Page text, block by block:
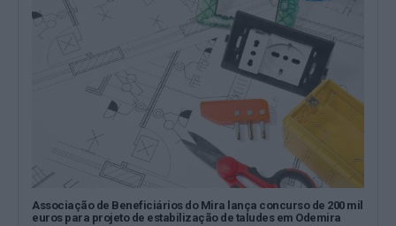
Associação de Beneficiários do Mira lança concurso de 200 mil
euros para projeto de estabilização de taludes em Odemira